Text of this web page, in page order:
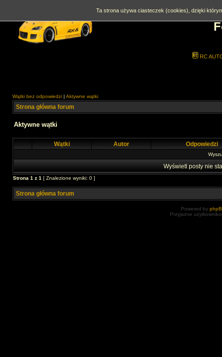
RC
Wątki bez odpowiedzi | Aktywne wątki
Strona główna forum
Aktywne wątki
Wątki Autor Odpowiedzi
Wyświetl posty nie
Strona 1 z 1 [ Znalezione wyniki: 0 ]
Strona główna forum
Powered by
Przyjazne
Ta strona używa ciasteczek (cookies), dzięki